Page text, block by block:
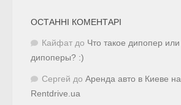
ОСТАННІ КОМЕНТАРІ
Кайфат до Что такое дипопер или
дипоперы? :)
Сергей до Аренда авто в Киеве на
Rentdrive.ua